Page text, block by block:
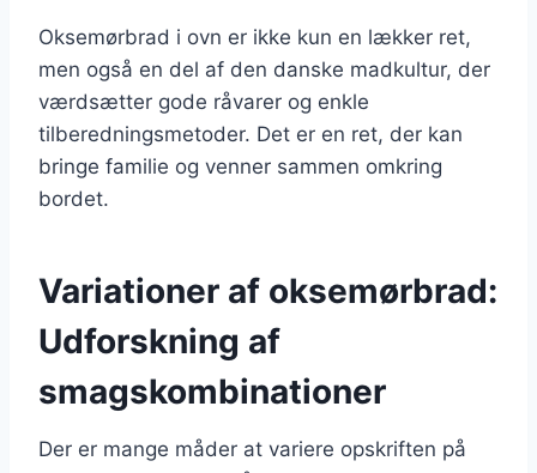
Oksemørbrad i ovn er ikke kun en lækker ret,
men også en del af den danske madkultur, der
værdsætter gode råvarer og enkle
tilberedningsmetoder. Det er en ret, der kan
bringe familie og venner sammen omkring
bordet.
Variationer af oksemørbrad:
Udforskning af
smagskombinationer
Der er mange måder at variere opskriften på